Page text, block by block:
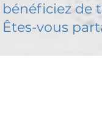
bénéficiez de
Êtes-vous